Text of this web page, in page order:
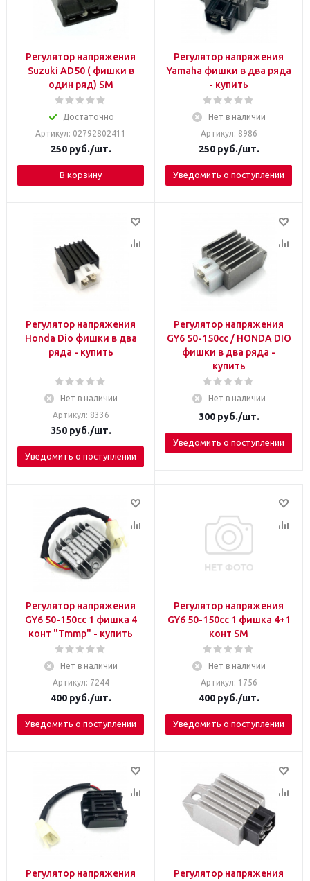
Регулятор напряжения
Suzuki AD50 ( фишки в
один ряд) SM
Достаточно
Артикул: 02792802411
250руб./шт.
В корзину
Регулятор напряжения
Yamaha фишки в два ряда
- купить
Нет в наличии
Артикул: 8986
250руб./шт.
Уведомить о поступлении
Регулятор напряжения
Honda Dio фишки в два
ряда - купить
Нет в наличии
Артикул: 8336
350руб./шт.
Уведомить о поступлении
Регулятор напряжения
GY6 50-150сс / HONDA DIO
фишки в два ряда -
купить
Нет в наличии
300руб./шт.
Уведомить о поступлении
Регулятор напряжения
GY6 50-150сс 1 фишка 4
конт "Tmmp" - купить
Нет в наличии
Артикул: 7244
400руб./шт.
Уведомить о поступлении
Регулятор напряжения
GY6 50-150сс 1 фишка 4+1
конт SM
Нет в наличии
Артикул: 1756
400руб./шт.
Уведомить о поступлении
Регулятор напряжения
Регулятор напряжения